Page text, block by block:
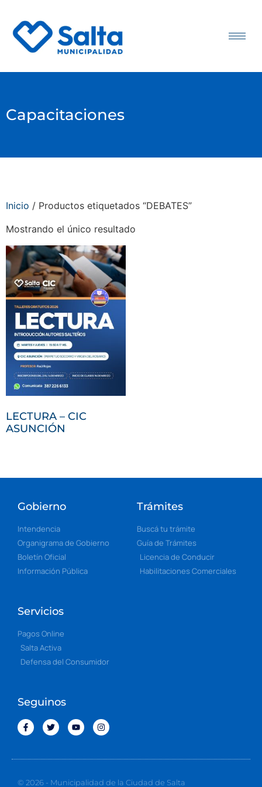
Capacitaciones
Inicio / Productos etiquetados “DEBATES”
Mostrando el único resultado
LECTURA – CIC
ASUNCIÓN
Gobierno
Intendencia
Organigrama de Gobierno
Boletín Oficial
Información Pública
Trámites
Buscá tu trámite
Guía de Trámites
Licencia de Conducir
Habilitaciones Comerciales
Servicios
Pagos Online
Salta Activa
Defensa del Consumidor
Seguinos
© 2026 - Municipalidad de la Ciudad de Salta